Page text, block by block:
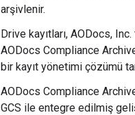
arşivlenir.
Drive kayıtları, AODocs,
AODocs Compliance
bir kayıt yönetimi çözümü
AODocs Compliance
GCS ile entegre edilmiş